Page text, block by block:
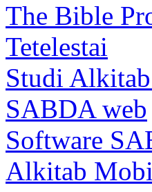
The Bible
Tetelestai
Studi
SABDA web
Software
Alkitab